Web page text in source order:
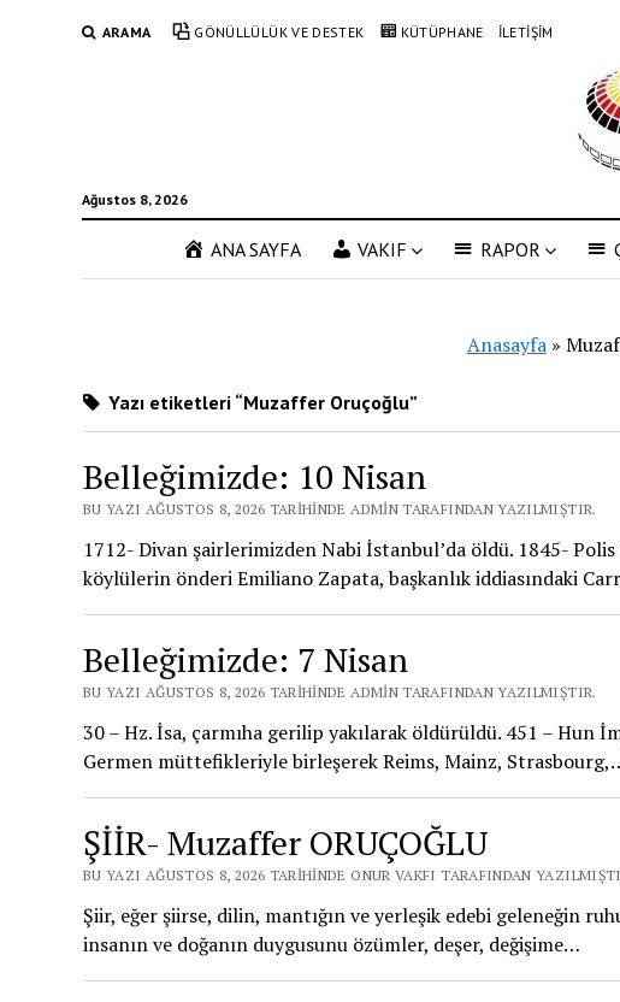
ARAMA GÖNÜLLÜLÜK VE DESTEK KÜTÜPHANE İLETİŞİM
Ağustos 8, 2026
ANA SAYFA VAKIF RAPOR
Anasayfa»
Yazı etiketleri “Muzaffer Oruçoğlu”
Belleğimizde: 10 Nisan
BU YAZI AĞUSTOS 8, 2026 TARIHINDE ADMIN TARAFINDAN YAZILMIŞTIR.
1712- Divan şairlerimizden Nabi İstanbul’da öldü. 1845-
köylülerin önderi Emiliano Zapata, başkanlık iddiasındaki
Belleğimizde: 7 Nisan
BU YAZI AĞUSTOS 8, 2026 TARIHINDE ADMIN TARAFINDAN YAZILMIŞTIR.
30 – Hz. İsa, çarmıha gerilip yakılarak öldürüldü. 451 – Hun
Germen müttefikleriyle birleşerek Reims, Mainz,
ŞİİR- Muzaffer ORUÇOĞLU
BU YAZI AĞUSTOS 8, 2026 TARIHINDE ONUR VAKFI TARAFINDAN
Şiir, eğer şiirse, dilin, mantığın ve yerleşik edebi geleneğin
insanın ve doğanın duygusunu özümler, deşer, değişime…